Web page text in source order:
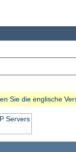
Sie die englische
Servers